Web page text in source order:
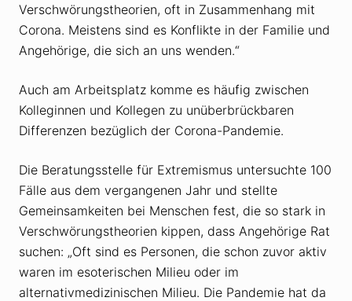
Verschwörungstheorien, oft in Zusammenhang mit
Corona. Meistens sind es Konflikte in der Familie und
Angehörige, die sich an uns wenden.“
Auch am Arbeitsplatz komme es häufig zwischen
Kolleginnen und Kollegen zu unüberbrückbaren
Differenzen bezüglich der Corona-Pandemie.
Die Beratungsstelle für Extremismus untersuchte 100
Fälle aus dem vergangenen Jahr und stellte
Gemeinsamkeiten bei Menschen fest, die so stark in
Verschwörungstheorien kippen, dass Angehörige Rat
suchen: „Oft sind es Personen, die schon zuvor aktiv
waren im esoterischen Milieu oder im
alternativmedizinischen Milieu. Die Pandemie hat da